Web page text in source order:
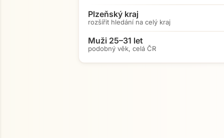
Plzeňský kraj
rozšířit hledání na celý kraj
Muži 25–31 let
podobný věk, celá ČR